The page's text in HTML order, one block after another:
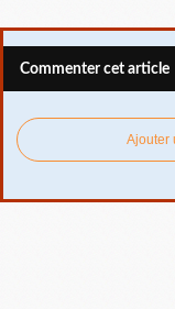
Commenter cet article
Ajouter